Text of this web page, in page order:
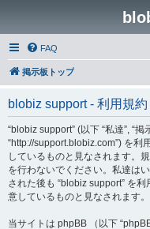
FAQ
掲示板トップ
blobiz support - 利用規約
“blobiz support” (以下 “私達”, “掲
“http://support.blobiz.com”) を利
しているものと見なされます。
を行わないでください。私達は
された後も “blobiz support” を
意しているものと見なされます。
当サイトは phpBB （以下